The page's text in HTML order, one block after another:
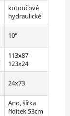
kotoučové
hydraulické
10"
113x87-
123x24
24x73
Ano, šířka
řídítek 53cm